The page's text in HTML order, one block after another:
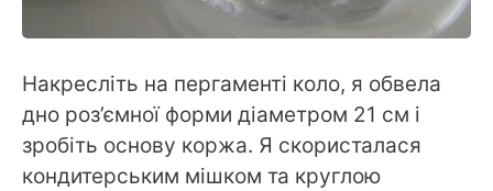
Накресліть на пергаменті коло, я обвела
дно роз’ємної форми діаметром 21 см і
зробіть основу коржа. Я скористалася
кондитерським мішком та круглою